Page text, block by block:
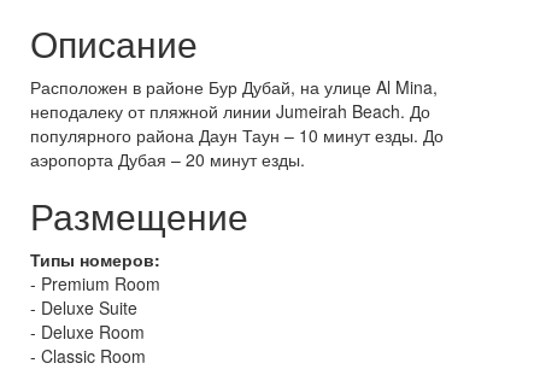
Описание
Расположен в районе Бур Дубай, на улице Al Mina,
неподалеку от пляжной линии Jumeirah Beach. До
популярного района Даун Таун – 10 минут езды. До
аэропорта Дубая – 20 минут езды.
Размещение
Типы номеров:
- Premium Room
- Deluxe Suite
- Deluxe Room
- Classic Room